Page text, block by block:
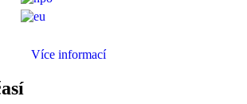
Více informací